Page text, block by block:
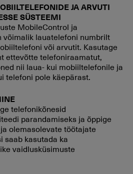
JA ARVUTI
SÜSTEEMI
MobileControl ja
võimalik lauatelefoni numbrilt
või arvutit. Kasutage
ettevõtte telefoniraamatut,
nii laua- kui mobiiltelefonile ja
telefoni pole käepärast.
telefonikõnesid
parandamiseks ja õppige
olemasolevate töötajate
saab kasutada ka
vaidlusküsimuste